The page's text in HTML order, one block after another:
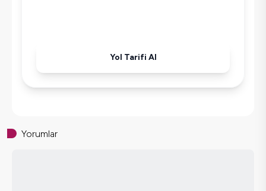
Yol Tarifi Al
Yorumlar